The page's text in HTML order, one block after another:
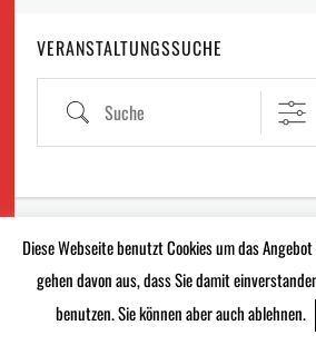
VERANSTALTUNGSSUCHE
Suche
DIE NÄCHSTEN VERANSTALTUNGEN…
10.08.2026 |Dom: Recital 20
Diese Webseite benutzt Cookies um das
gehen davon aus, dass Sie damit
benutzen. Sie können aber auchablehnen.